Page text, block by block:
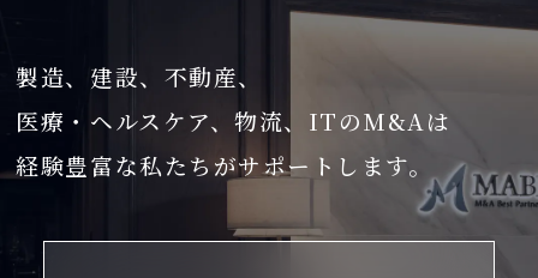
製造、建設、不動産、
医療・ヘルスケア、物流、ITのM&Aは
経験豊富な私たちがサポートします。